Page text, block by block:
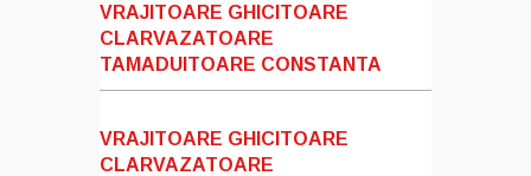
VRAJITOARE GHICITOARE
CLARVAZATOARE
TAMADUITOARE CONSTANTA
VRAJITOARE GHICITOARE
CLARVAZATOARE